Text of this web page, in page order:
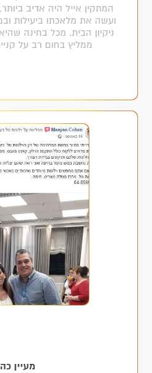
המתקין אייל היה אדיב
ועשה את מלאכתו ביעילות
ניקיון הבית. מכל בחינה
ממליץ בחום רב על
מעיין